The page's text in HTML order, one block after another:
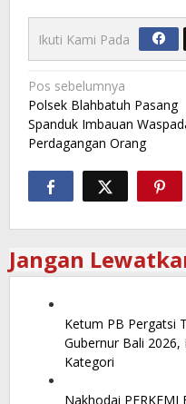
Ikuti Kami Pada
Navigasi
pos
Pos sebelumnya
Polsek Blahbatuh Pasang
Spanduk Imbauan
Perdagangan Orang
Jangan
Ketum PB Pergatsi
Gubernur Bali
Kategori
Nakhodai